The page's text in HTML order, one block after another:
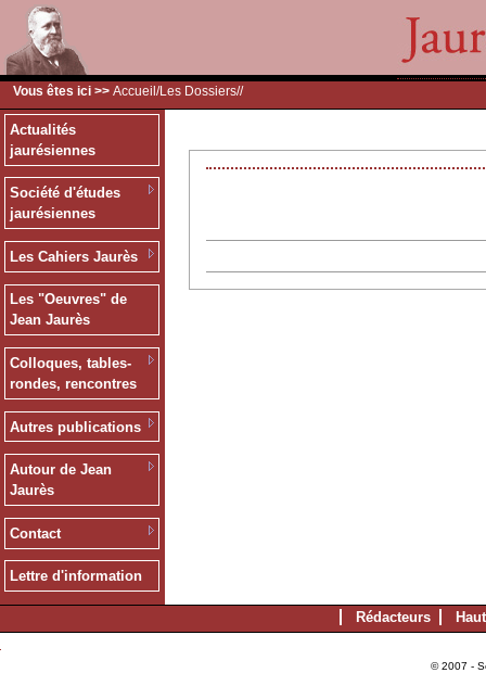
Vous êtes ici >> Accueil /Les Dossiers//
Actualités
jaurésiennes
Société d'études
jaurésiennes
Les Cahiers Jaurès
Les "Oeuvres" de
Jean Jaurès
Colloques, tables-
rondes, rencontres
Autres publications
Autour de Jean
Jaurès
Contact
Lettre d'information
Rédacteurs
© 2007 -